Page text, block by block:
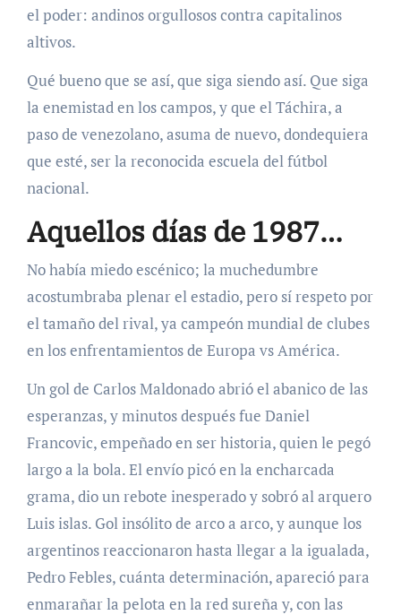
el poder: andinos orgullosos contra capitalinos
altivos.
Qué bueno que se así, que siga siendo así. Que siga
la enemistad en los campos, y que el Táchira, a
paso de venezolano, asuma de nuevo, dondequiera
que esté, ser la reconocida escuela del fútbol
nacional.
Aquellos días de 1987…
No había miedo escénico; la muchedumbre
acostumbraba plenar el estadio, pero sí respeto por
el tamaño del rival, ya campeón mundial de clubes
en los enfrentamientos de Europa vs América.
Un gol de Carlos Maldonado abrió el abanico de las
esperanzas, y minutos después fue Daniel
Francovic, empeñado en ser historia, quien le pegó
largo a la bola. El envío picó en la encharcada
grama, dio un rebote inesperado y sobró al arquero
Luis islas. Gol insólito de arco a arco, y aunque los
argentinos reaccionaron hasta llegar a la igualada,
Pedro Febles, cuánta determinación, apareció para
enmarañar la pelota en la red sureña y, con las